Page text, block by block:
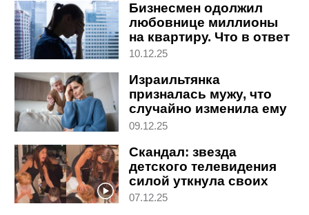
Бизнесмен одолжил
любовнице миллионы
на квартиру. Что в ответ
потребовала жена
10.12.25
Израильтянка
призналась мужу, что
случайно изменила ему
25 лет назад. Вот его
09.12.25
Скандал: звезда
детского телевидения
силой уткнула своих
детей в торт на дне
07.12.25